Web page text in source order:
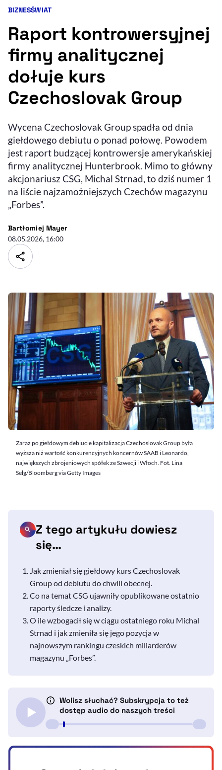
Ułatwienia dostępności wspierają:
Sprawdź, jak i dlaczego zwiększamy dostępność , otwiera się w nowym
Deklaracja dostępności, otwiera się w nowym oknie
Zgłoś problem
Kategorie artykułu:
BIZNESŚWIAT
Raport kontrowersyjnej
firmy analitycznej
dołuje kurs
Czechoslovak Group
Wycena Czechoslovak Group spadła od dnia
giełdowego debiutu o ponad połowę. Powodem
jest raport budzącej kontrowersje amerykańskiej
firmy analitycznej Hunterbrook. Mimo to główny
akcjonariusz CSG, Michal Strnad, to dziś numer 1
na liście najzamożniejszych Czechów magazynu
„Forbes”.
Bartłomiej Mayer- autor artykułu - profil
08.05.2026, 16:00
Zaraz po giełdowym debiucie kapitalizacja Czechoslovak Group była
wyższa niż wartość konkurencyjnych koncernów SAAB i Leonardo,
największych zbrojeniowych spółek ze Szwecji i Włoch. Fot. Lina
Selg/Bloomberg via Getty Images
Z tego artykułu dowiesz
się…
Jak zmieniał się giełdowy kursCzechoslovak
Groupod debiutu do chwili obecnej.
Co na temat CSG ujawniły opublikowane ostatnio
raporty śledcze i analizy.
O ile wzbogacił się w ciągu ostatniego roku Michal
Strnad i jak zmieniła się jego pozycja w
najnowszym rankingu czeskich miliarderów
magazynu „Forbes”.